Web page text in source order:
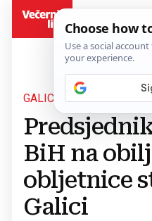
GALICA
BiH na
obljetnice
Galici